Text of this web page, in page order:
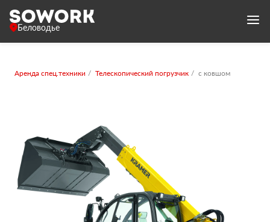
Беловодье
Аренда спец.техники Телескопический погрузчик с ковшом